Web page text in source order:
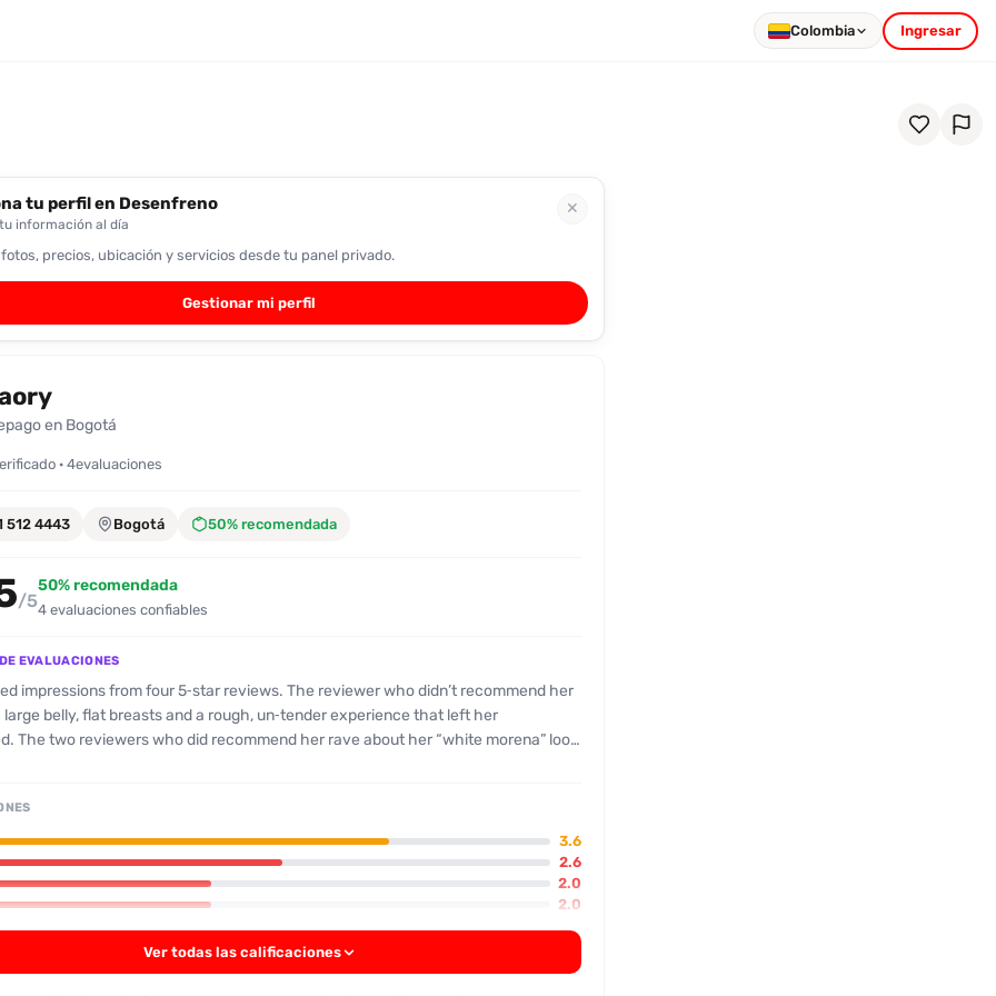
Colombia Ingresar
tu perfil en Desenfreno
información al día
✕
precios, ubicación y servicios desde tu panel privado.
Gestionar mi perfil
en Bogotá
· 4evaluaciones
512 4443 Bogotá 50% recomendada
/5
50% recomendada
4 evaluaciones confiables
EVALUACIONES
from four 5‑star reviews. The reviewer who didn’t recommend her
large belly, flat breasts and a rough, un‑tender experience that left her
look,
and a big, well‑muscled butt. They praise her independence (she
both oral and anal stimulation – calling her mouth “fantastic” and her anal play
mouthwork, and willingness to give a satisfying anal experience. Men looking
encounter might enjoy her, but those prioritizing a softer, more
vibe may want to look elsewhere.
3.6
2.6
2.0
2.0
Ver todas las calificaciones